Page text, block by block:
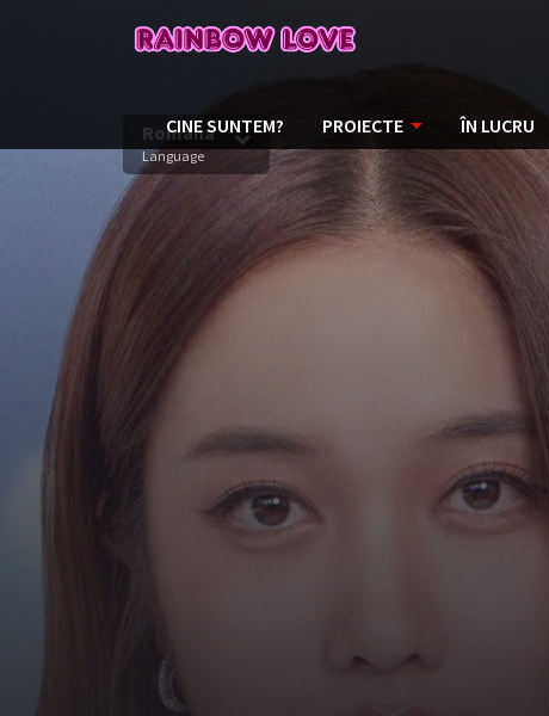
CINE SUNTEM? PROIECTE ÎN LUCRU
Romana
Language